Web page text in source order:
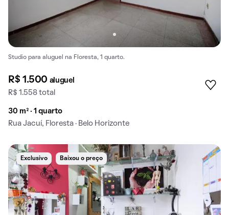
Studio para aluguel na Floresta, 1 quarto.
R$ 1.500 aluguel
R$ 1.558 total
30 m² · 1 quarto
Rua Jacuí, Floresta · Belo Horizonte
Exclusivo Baixou o preço